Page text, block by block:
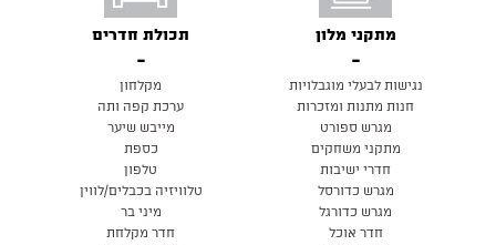
מתקני מלון
נגישות לבעלי מוגבלויות
חנות מתנות ומזכרות
מגרש ספורט
מתקני משחקים
חדרי ישיבות
מגרש כדורסל
מגרש כדורגל
חדר אוכל
תכולת חדרים
מקלחון
ערכת קפה ותה
מייבש שיער
כספת
טלפון
טלוויזיה בכבלים/לווין
מיני בר
חדר מקלחת